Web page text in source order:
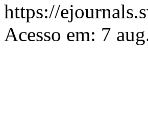
https://
Acesso em: 7